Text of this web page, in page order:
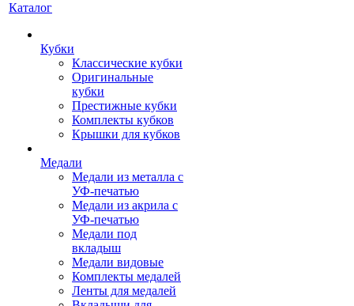
Каталог
Кубки
Классические кубки
Оригинальные
кубки
Престижные кубки
Комплекты кубков
Крышки для кубков
Медали
Медали из металла с
УФ-печатью
Медали из акрила с
УФ-печатью
Медали под
вкладыш
Медали видовые
Комплекты медалей
Ленты для медалей